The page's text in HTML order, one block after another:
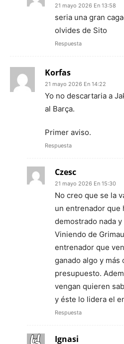
21 mayo 2026 En 13:58
seria una gran
olvides de Sito
Respuesta
Korfas
21 mayo 2026 En 14:22
Yo no descartaria a
al Barça.
Primer aviso.
Respuesta
Czesc
21 mayo 2026 En 15:30
No creo que se la
un entrenador que
demostrado nada
Viniendo de
entrenador que
ganado algo y
presupuesto.
vengan quieren
y éste lo lidera el
Respuesta
Ignasi